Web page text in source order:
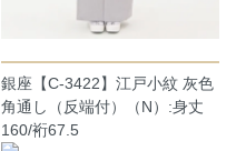
銀座【C-3422】江戸小紋 灰色
角通し（反端付）（N）:身丈
160/裄67.5